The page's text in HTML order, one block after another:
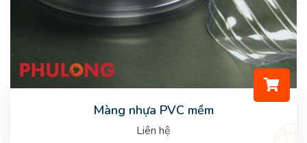
Màng nhựa PVC mềm
Liên hệ